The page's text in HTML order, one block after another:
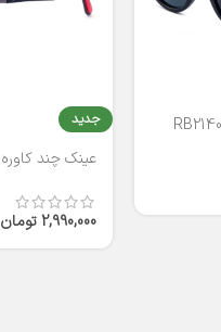
جدید
2,990,000 تومان